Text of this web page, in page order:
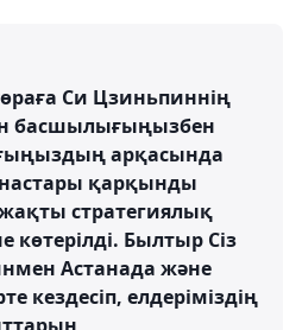
Си Цзиньпиннің
басшылығыңызбен
арқасында
қарқынды
стратегиялық
көтерілді. Былтыр Сіз
Астанада және
кездесіп, елдеріміздің